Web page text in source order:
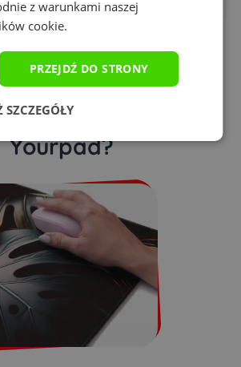
warto kupić
gamingową
Yourpad?
z warunkami naszej
cookie.
PRZEJDŹ DO STRONY
SZCZEGÓŁY